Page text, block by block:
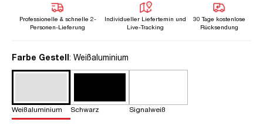
Professionelle & schnelle 2-
Personen-Lieferung
Individueller Liefertemin und
Live-Tracking
30 Tage kostenlose
Rücksendung
Farbe Gestellauswählen
: Weißaluminium
Weißaluminium Schwarz Signalweiß